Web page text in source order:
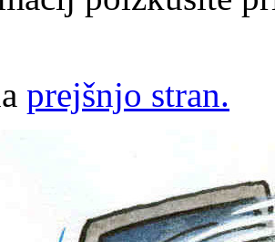
prejšnjo stran.